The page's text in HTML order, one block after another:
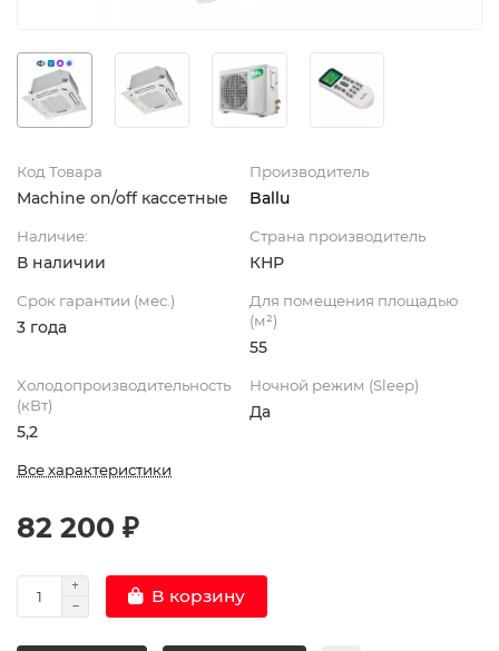
Код Товара
Machine on/off кассетные
Производитель
Ballu
Наличие:
В наличии
Страна производитель
КНР
Срок гарантии (мес.)
3 года
Для помещения площадью
(м²)
55
Холодопроизводительность
(кВт)
5,2
Ночной режим (Sleep)
Да
Все характеристики
82 200 ₽
В корзину